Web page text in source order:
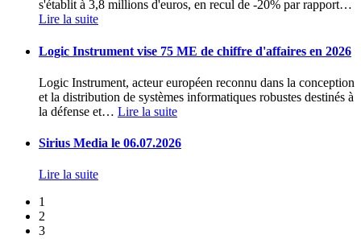
s'établit à 3,8 millions d'euros, en recul de -20% par rapport…
Lire la suite
Logic Instrument vise 75 ME de chiffre d'affaires en 2026
Logic Instrument, acteur européen reconnu dans la conception
et la distribution de systèmes informatiques robustes destinés à
la défense et… Lire la suite
Sirius Media le 06.07.2026
Lire la suite
1
2
3